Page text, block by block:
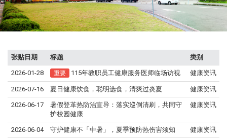
张贴日期 标题 类别
2026-01-28 重要 115年教职员工健康服务医师临场访视 健康资讯
2026-07-16 夏日健康饮食，聪明选食，清爽过炎夏 健康资讯
2026-06-17
暑假登革热防治宣导：落实巡倒清刷，共同守
护校园健康
健康资讯
2026-06-04 守护健康不「中暑」，夏季预防热伤害须知 健康资讯